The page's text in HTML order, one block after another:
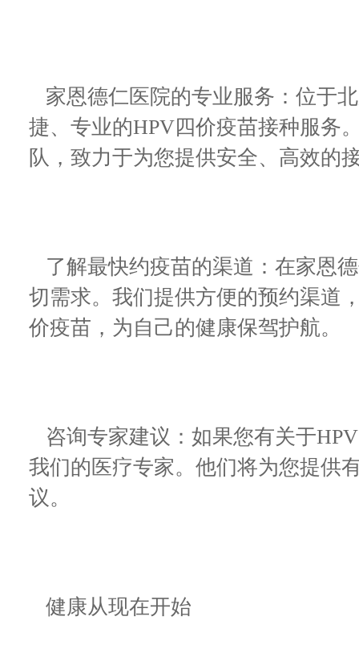
家恩德仁医院的专业服务：位于
捷、专业的HPV四价疫苗接种服务
队，致力于为您提供安全、高效的
了解最快约疫苗的渠道：在家恩
切需求。我们提供方便的预约渠道
价疫苗，为自己的健康保驾护航。
咨询专家建议：如果您有关于
我们的医疗专家。他们将为您提供
议。
健康从现在开始